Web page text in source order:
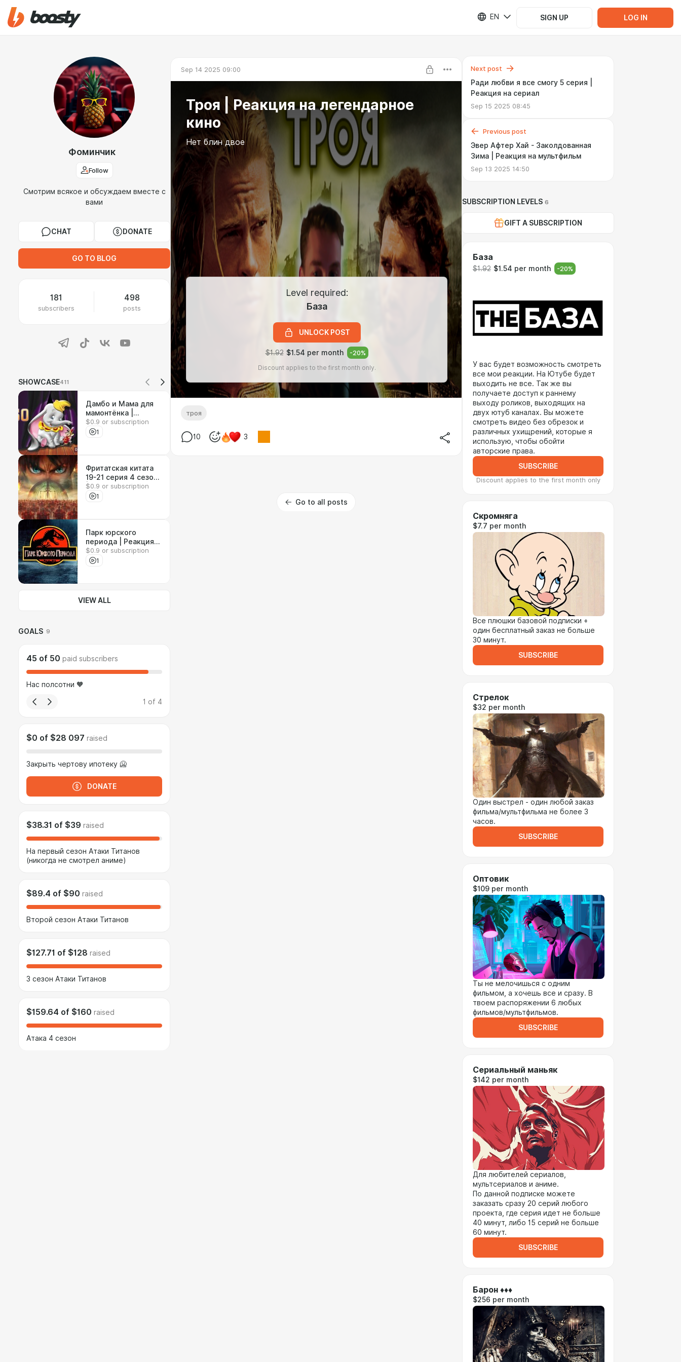
EN SIGN UP LOG IN
Фоминчик
Follow
Смотрим всякое и обсуждаем вместе с
вами
CHAT DONATE
GO TO BLOG
181
subscribers
498
posts
SHOWCASE411
Дамбо и Мама для
мамонтёнка |
Реакция на
мультфильмы
$0.9 or subscription
1
Фритатская китата
19-21 серия 4 сезон
| Реакция на аниме
$0.9 or subscription
1
Парк юрского
периода | Реакция
на фильм
$0.9 or subscription
1
VIEW ALL
GOALS 9
45 of 50 paid subscribers
Нас полсотни 🧡
1 of 4
$0 of $28 097 raised
Закрыть чертову ипотеку 🥶
DONATE
$38.31 of $39 raised
На первый сезон Атаки Титанов
(никогда не смотрел аниме)
$89.4 of $90 raised
Второй сезон Атаки Титанов
$127.71 of $128 raised
3 сезон Атаки Титанов
$159.64 of $160 raised
Атака 4 сезон
Sep 14 2025 09:00
Троя | Реакция на легендарное
кино
Нет блин двое
Level required:
База
UNLOCK POST
$1.92 $1.54 per month -20%
Discount applies to the first month only.
троя
10 3
Go to all posts
Next post
Ради любви я все смогу 5 серия |
Реакция на сериал
Sep 15 2025 08:45
Previous post
Эвер Афтер Хай - Заколдованная
Зима | Реакция на мультфильм
Sep 13 2025 14:50
SUBSCRIPTION LEVELS 6
GIFT A SUBSCRIPTION
База
$1.92 $1.54 per month -20%
У вас будет возможность смотреть
все мои реакции. На Ютубе будет
выходить не все. Так же вы
получаете доступ к раннему
выходу роликов, выходящих на
двух ютуб каналах. Вы можете
смотреть видео без обрезок и
различных ухищрений, которые я
использую, чтобы обойти
авторские права.
SUBSCRIBE
Discount applies to the first month only
Скромняга
$7.7 per month
Все плюшки базовой подписки +
один бесплатный заказ не больше
30 минут.
SUBSCRIBE
Стрелок
$32 per month
Один выстрел - один любой заказ
фильма/мультфильма не более 3
часов.
SUBSCRIBE
Оптовик
$109 per month
Ты не мелочишься с одним
фильмом, а хочешь все и сразу. В
твоем распоряжении 6 любых
фильмов/мультфильмов.
SUBSCRIBE
Сериальный маньяк
$142 per month
Для любителей сериалов,
мультсериалов и аниме.
По данной подписке можете
заказать сразу 20 серий любого
проекта, где серия идет не больше
40 минут, либо 15 серий не больше
60 минут.
SUBSCRIBE
Барон ♦♦♦
$256 per month